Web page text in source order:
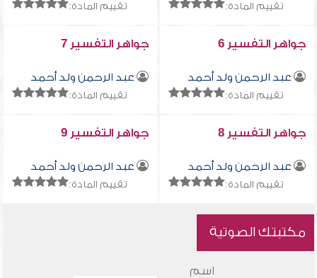
تقييم المادة: تقييم المادة:
جواهر التفسير 6
عبد الرحمن ولد أحمد
تقييم المادة:
جواهر التفسير 7
عبد الرحمن ولد أحمد
تقييم المادة:
جواهر التفسير 8
عبد الرحمن ولد أحمد
تقييم المادة:
جواهر التفسير 9
عبد الرحمن ولد أحمد
تقييم المادة:
مكتبتك الصوتية
اسم